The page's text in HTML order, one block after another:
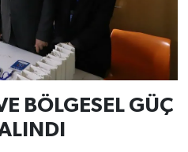
BÖLGESEL GÜÇ